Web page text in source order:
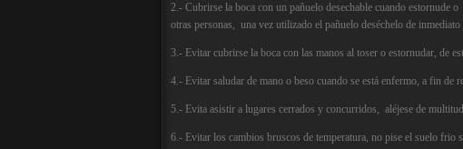
2.- Cubrirse la boca con un pañuelo desechable cuando estornude
otras personas, una vez utilizado el pañuelo deséchelo de
3.- Evitar cubrirse la boca con las manos al toser o estornudar, de
4.- Evitar saludar de mano o beso cuando se está enfermo, a fin de
5.- Evita asistir a lugares cerrados y concurridos, aléjese de
6.- Evitar los cambios bruscos de temperatura, no pise el suelo frio